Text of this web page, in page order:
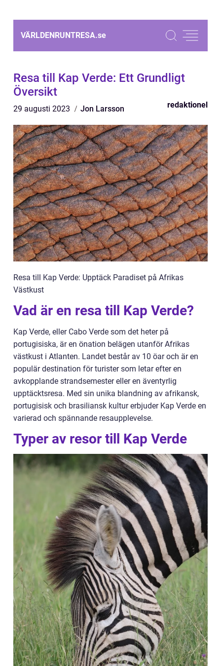
VÄRLDENRUNTRESA.se
Resa till Kap Verde: Ett Grundligt
Översikt
29 augusti 2023 Jon Larsson redaktionel
Resa till Kap Verde: Upptäck Paradiset på Afrikas
Västkust
Vad är en resa till Kap Verde?
Kap Verde, eller Cabo Verde som det heter på
portugisiska, är en önation belägen utanför Afrikas
västkust i Atlanten. Landet består av 10 öar och är en
populär destination för turister som letar efter en
avkopplande strandsemester eller en äventyrlig
upptäcktsresa. Med sin unika blandning av afrikansk,
portugisisk och brasiliansk kultur erbjuder Kap Verde en
varierad och spännande resaupplevelse.
Typer av resor till Kap Verde